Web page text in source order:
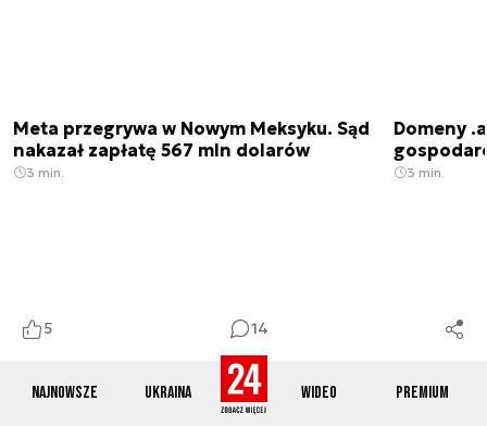
Najnowsze Ukraina Wideo Premium
5 14
Meta przegrywa w Nowym Meksyku. Sąd
nakazał zapłatę 567 mln dolarów
3 min.
Domeny
3 min.